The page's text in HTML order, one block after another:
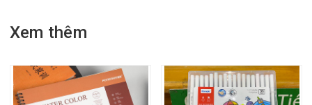
Xem thêm